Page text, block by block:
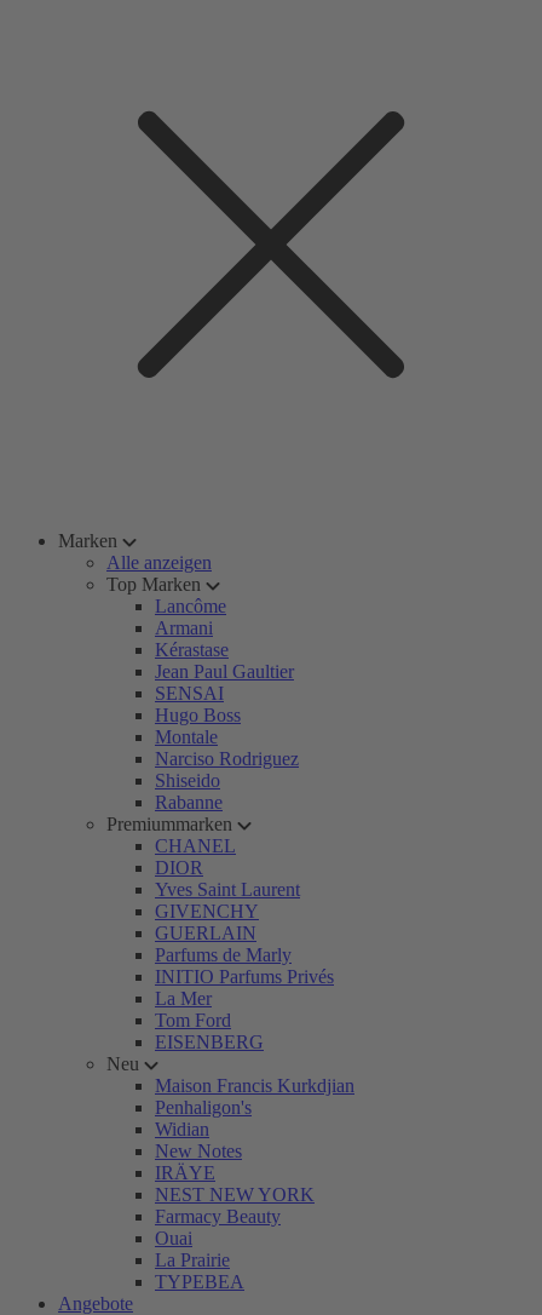
Marken
Alle anzeigen
Top Marken
Lancôme
Armani
Kérastase
Jean Paul Gaultier
SENSAI
Hugo Boss
Montale
Narciso Rodriguez
Shiseido
Rabanne
Premiummarken
CHANEL
DIOR
Yves Saint Laurent
GIVENCHY
GUERLAIN
Parfums de Marly
INITIO Parfums Privés
La Mer
Tom Ford
EISENBERG
Neu
Maison Francis Kurkdjian
Penhaligon's
Widian
New Notes
IRÄYE
NEST NEW YORK
Farmacy Beauty
Ouai
La Prairie
TYPEBEA
Angebote